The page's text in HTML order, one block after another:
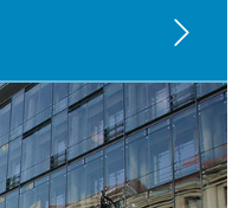
Behinderung
2026